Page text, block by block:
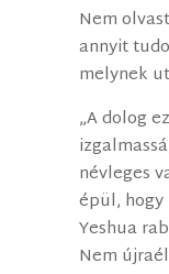
Nem
annyit
melynek
„A dolog
névleges
épül, hogy
Yeshua
Nem